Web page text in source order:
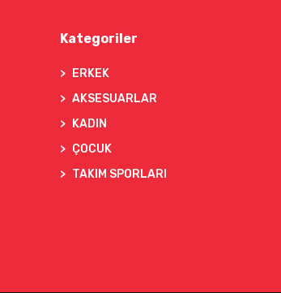
Kategoriler
ERKEK
AKSESUARLAR
KADIN
ÇOCUK
TAKIM SPORLARI